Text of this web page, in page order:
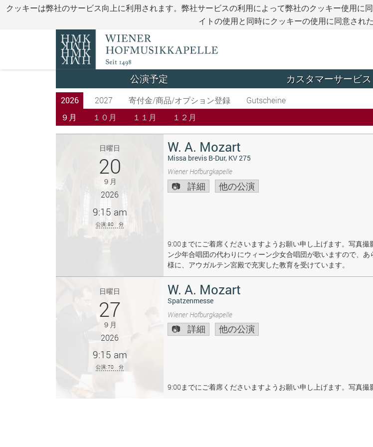
クッキーは弊社のサービス向上に利用されます。弊社サービスの利用によって弊社のクッキー使用に
イトの使用と同時にクッキーの使用に同意され
公演予定 カスタマーサービス
2026 2027 寄付金/商品/オプション登録
Gutscheine
９月
１０月 １１月 １２月
日曜日
20
９月
2026
9:15 am
公演: 80 分
W. A. Mozart
Missa brevis B-Dur, KV 275
Wiener Hofburgkapelle
詳細 他の公演
9:00までにご着席くださいますようお願い申し上げます。写真撮
ン少年合唱団の代わりにウィーン少女合唱団が歌いますので、
様に、アウガルテン宮殿で充実した教育を受けています。
日曜日
27
９月
2026
9:15 am
公演: 70 分
W. A. Mozart
Spatzenmesse
Wiener Hofburgkapelle
詳細 他の公演
9:00までにご着席くださいますようお願い申し上げます。写真撮